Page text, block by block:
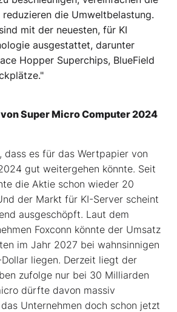
die Umweltbelastung.
mit der neuesten, für KI
ausgestattet, darunter
Hopper Superchips, BlueField
Super Micro Computer 2024
dass es für das Wertpapier von
gut weitergehen könnte. Seit
die Aktie schon wieder 20
der Markt für KI-Server scheint
ausgeschöpft. Laut dem
Foxconn könnte der Umsatz
im Jahr 2027 bei wahnsinnigen
liegen. Derzeit liegt der
zufolge nur bei 30 Milliarden
dürfte davon massiv
Unternehmen doch schon jetzt